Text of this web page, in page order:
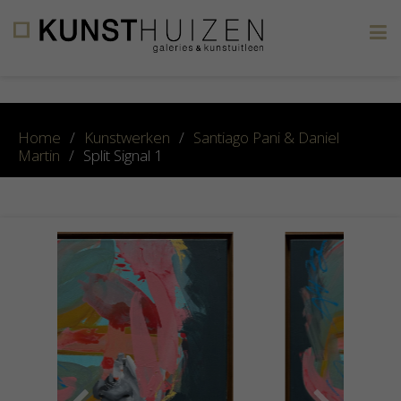
Home / Kunstwerken / Santiago Pani & Daniel
Martin / Split Signal 1